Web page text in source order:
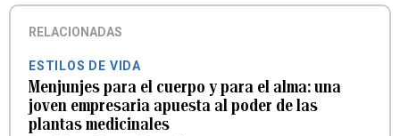
RELACIONADAS
ESTILOS DE VIDA
Menjunjes para el cuerpo y para el alma: una
joven empresaria apuesta al poder de las
plantas medicinales